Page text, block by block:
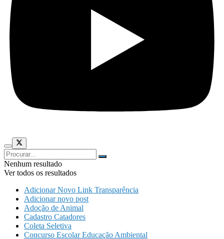
Nenhum resultado
Ver todos os resultados
Adicionar Novo Link Transparência
Adicionar novo post
Adoção de Animal
Cadastro Catadores
Coleta Seletiva
Concurso Escolar Educação Ambiental